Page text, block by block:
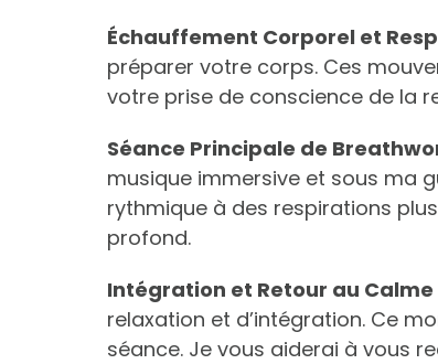
Échauffement Corporel et
préparer votre corps. Ces
votre prise de conscience de la
Séance Principale de
musique immersive et sous ma
rythmique à des respirations
profond.
Intégration et Retour au
relaxation et d’intégration. Ce
séance. Je vous aiderai à vous